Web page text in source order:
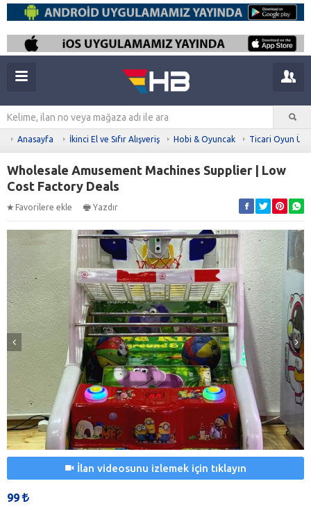
Anasayfa İkinci El ve Sıfır Alışveriş Hobi & Oyuncak Ticari Oyun
Wholesale Amusement Machines Supplier | Low
Cost Factory Deals
Favorilere ekle Yazdır
İlan videosunu izlemek için tıklayın
99